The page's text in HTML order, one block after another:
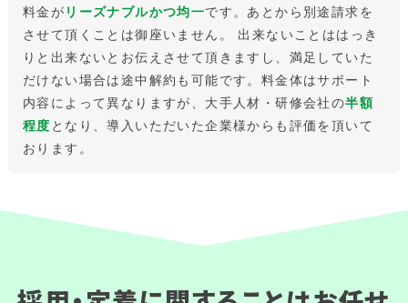
料金が リーズナブルかつ均一です。あとから別途請求を
させて頂くことは御座いません。 出来ないことははっき
りと出来ないとお伝えさせて頂きますし、満足していた
だけない場合は途中解約も可能です。料金体はサポート
内容によって異なりますが、大手人材・研修会社の半額
程度 となり、導入いただいた企業様からも評価を頂いて
おります。